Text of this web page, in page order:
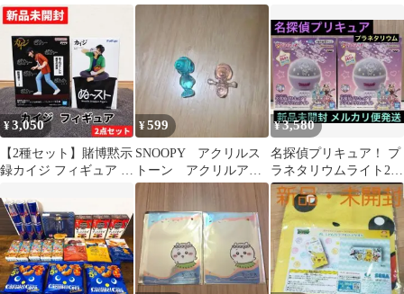
ュア 少年期編1 ウミガ
メ
セット 非売品 初期 レ
リルチャーム
¥3,050
【2種セット】賭博黙示
録カイジ フィギュア ぬ
渡り
¥599
SNOOPY アクリルス
トーン アクリルアイ
ス ミニフィギュア
セット
¥3,580
名探偵プリキュア！ プ
ラネタリウムライト2個
セット 新品未開封